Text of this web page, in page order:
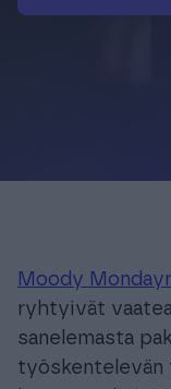
Moody
ryhtyivät
sanelemasta
työskentelevän